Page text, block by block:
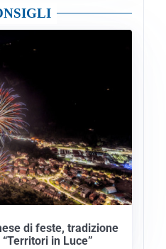
di feste, tradizione
in Luce”